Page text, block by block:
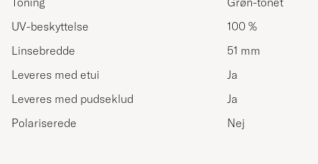
UV-beskyttelse
100 %
Linsebredde
51 mm
Leveres med etui
Ja
Leveres med pudseklud
Ja
Polariserede
Nej